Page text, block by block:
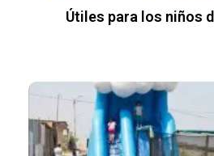
Útiles para los niños